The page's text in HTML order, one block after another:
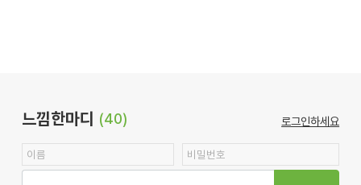
느낌한마디 (40) 로그인하세요